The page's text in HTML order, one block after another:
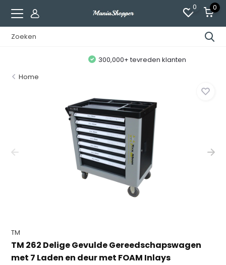
0 0
300,000+ tevreden klanten
Home
TM
TM 262 Delige Gevulde Gereedschapswagen
met 7 Laden en deur met FOAM Inlays